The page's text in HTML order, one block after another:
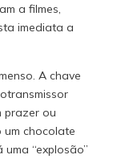
a filmes,
imediata a
A chave
prazer ou
um chocolate
“explosão”